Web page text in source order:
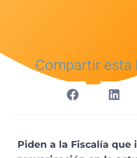
Compartir esta
Piden a la Fiscalía